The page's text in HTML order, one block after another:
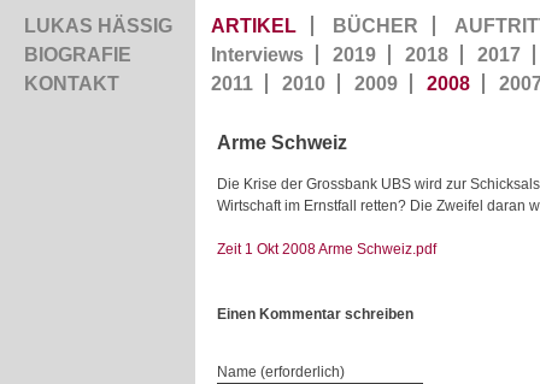
LUKAS HÄSSIG
BIOGRAFIE
KONTAKT
ARTIKEL BÜCHER
Interviews
2019 2018
2017
2011
2010 2009 2008
Arme Schweiz
Die Krise der Grossbank UBS wird zur
Wirtschaft im Ernstfall retten? Die Zweifel daran
Zeit 1 Okt 2008 Arme Schweiz.pdf
Einen Kommentar schreiben
Name (erforderlich)